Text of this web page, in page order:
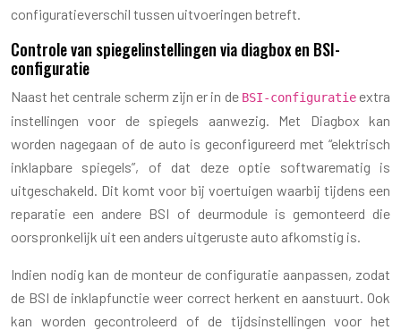
configuratieverschil tussen uitvoeringen betreft.
Controle van spiegelinstellingen via diagbox en BSI-
configuratie
Naast het centrale scherm zijn er in de BSI-configuratieextra
instellingen voor de spiegels aanwezig. Met Diagbox kan
worden nagegaan of de auto is geconfigureerd met “elektrisch
inklapbare spiegels”, of dat deze optie softwarematig is
uitgeschakeld. Dit komt voor bij voertuigen waarbij tijdens een
reparatie een andere BSI of deurmodule is gemonteerd die
oorspronkelijk uit een anders uitgeruste auto afkomstig is.
Indien nodig kan de monteur de configuratie aanpassen, zodat
de BSI de inklapfunctie weer correct herkent en aanstuurt. Ook
kan worden gecontroleerd of de tijdsinstellingen voor het